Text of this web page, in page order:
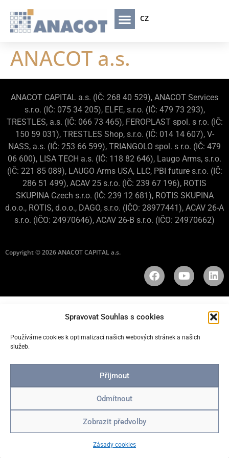
Spravovat Souhlas s cookies
Používáme cookies k optimalizaci našich webových stránek a našich
služeb.
Přijmout
Odmítnout
Zobrazit předvolby
Zásady cookies
CZ
ANACOT a.s.
ANACOT CAPITAL a.s. (IČ: 268 40 529), ANACOT Services
s.r.o. (IČ: 075 34 205), ELFE, s.r.o. (IČ: 479 73 293),
TRESTLES, a.s. (IČ: 066 73 465), FEROPLAST spol. s r.o. (IČ:
150 59 031), TRESTLES Shop, s.r.o. (IČ: 014 14 607), V-
NASS, a.s. (IČ: 253 66 599), TRIANGOLO spol. s r.o. (IČ: 479
06 600), LISA TECH a.s. (IČ: 118 82 646), Laugo Arms, s.r.o.
(IČ: 221 85 089), LAUGO Arms USA, LLC, PBI future s.r.o. (IČ:
286 51 499), ACAV 25 s.r.o. (IČ: 239 67 196), ROTIS
SKUPINA Czech s.r.o. (IČ: 239 12 681), ROTIS SKUPINA
d.o.o., ROTIS, d.o.o., DAGO, s.r.o. (IČO: 28977441), ACAV 26-A
s.r.o. (IČO: 24970646), ACAV 26-B s.r.o. (IČO: 24970662)
Copyright © 2026 ANACOT CAPITAL a.s.